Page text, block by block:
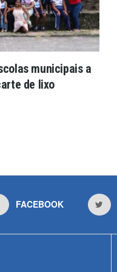
municipais a
de lixo
FACEBOOK